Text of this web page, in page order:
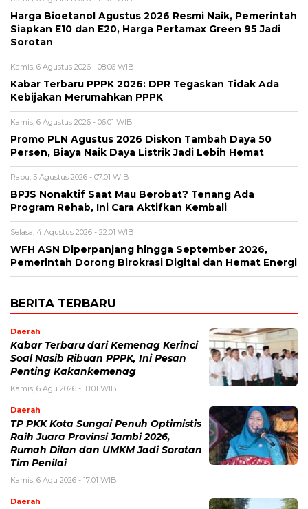
Harga Bioetanol Agustus 2026 Resmi Naik, Pemerintah
Siapkan E10 dan E20, Harga Pertamax Green 95 Jadi
Sorotan
Kamis, 6 Agustus 2026 - 08:06 WIB
Kabar Terbaru PPPK 2026: DPR Tegaskan Tidak Ada
Kebijakan Merumahkan PPPK
Kamis, 6 Agustus 2026 - 06:01 WIB
Promo PLN Agustus 2026 Diskon Tambah Daya 50
Persen, Biaya Naik Daya Listrik Jadi Lebih Hemat
Rabu, 5 Agustus 2026 - 07:01 WIB
BPJS Nonaktif Saat Mau Berobat? Tenang Ada
Program Rehab, Ini Cara Aktifkan Kembali
Selasa, 4 Agustus 2026 - 22:01 WIB
WFH ASN Diperpanjang hingga September 2026,
Pemerintah Dorong Birokrasi Digital dan Hemat Energi
BERITA TERBARU
Daerah
Kabar Terbaru dari Kemenag Kerinci
Soal Nasib Ribuan PPPK, Ini Pesan
Penting Kakankemenag
Kamis, 6 Agu 2026 - 18:01 WIB
Daerah
TP PKK Kota Sungai Penuh Optimistis
Raih Juara Provinsi Jambi 2026,
Rumah Dilan dan UMKM Jadi Sorotan
Tim Penilai
Kamis, 6 Agu 2026 - 17:01 WIB
Daerah